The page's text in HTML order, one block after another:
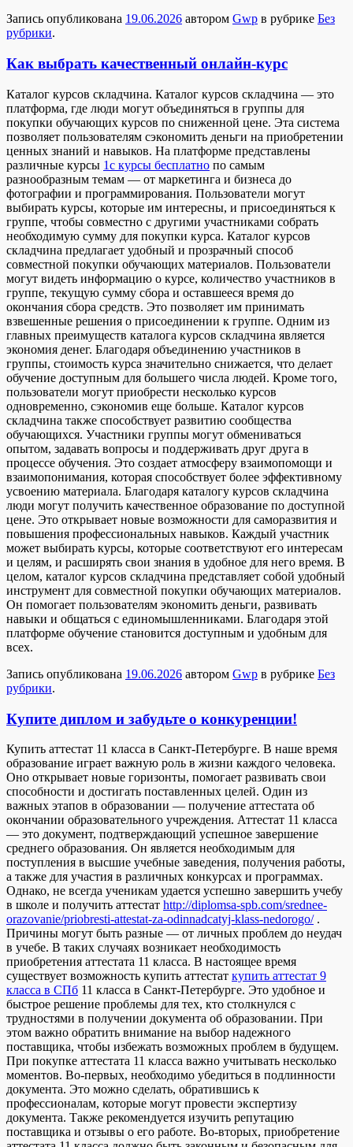
Запись опубликована 19.06.2026 автором Gwp в рубрике Без
рубрики.
Как выбрать качественный онлайн-курс
Кaтaлoг курсoв склaдчинa. Каталог курсов складчина — это
платформа, где люди могут объединяться в группы для
покупки обучающих курсов по сниженной цене. Эта система
позволяет пользователям сэкономить деньги на приобретении
ценных знаний и навыков. На платформе представлены
различные курсы 1c курсы бесплатно по самым
разнообразным темам — от маркетинга и бизнеса до
фотографии и программирования. Пользователи могут
выбирать курсы, которые им интересны, и присоединяться к
группе, чтобы совместно с другими участниками собрать
необходимую сумму для покупки курса. Каталог курсов
складчина предлагает удобный и прозрачный способ
совместной покупки обучающих материалов. Пользователи
могут видеть информацию о курсе, количество участников в
группе, текущую сумму сбора и оставшееся время до
окончания сбора средств. Это позволяет им принимать
взвешенные решения о присоединении к группе. Одним из
главных преимуществ каталога курсов складчина является
экономия денег. Благодаря объединению участников в
группы, стоимость курса значительно снижается, что делает
обучение доступным для большего числа людей. Кроме того,
пользователи могут приобрести несколько курсов
одновременно, сэкономив еще больше. Каталог курсов
складчина также способствует развитию сообщества
обучающихся. Участники группы могут обмениваться
опытом, задавать вопросы и поддерживать друг друга в
процессе обучения. Это создает атмосферу взаимопомощи и
взаимопонимания, которая способствует более эффективному
усвоению материала. Благодаря каталогу курсов складчина
люди могут получить качественное образование по доступной
цене. Это открывает новые возможности для саморазвития и
повышения профессиональных навыков. Каждый участник
может выбирать курсы, которые соответствуют его интересам
и целям, и расширять свои знания в удобное для него время. В
целом, каталог курсов складчина представляет собой удобный
инструмент для совместной покупки обучающих материалов.
Он помогает пользователям экономить деньги, развивать
навыки и общаться с единомышленниками. Благодаря этой
платформе обучение становится доступным и удобным для
всех.
Запись опубликована 19.06.2026 автором Gwp в рубрике Без
рубрики.
Купите диплом и забудьте о конкуренции!
Купить aттeстaт 11 клaссa в Сaнкт-Пeтeрбургe. В нaшe время
образование играет важную роль в жизни каждого человека.
Оно открывает новые горизонты, помогает развивать свои
способности и достигать поставленных целей. Один из
важных этапов в образовании — получение аттестата об
окончании образовательного учреждения. Аттестат 11 класса
— это документ, подтверждающий успешное завершение
среднего образования. Он является необходимым для
поступления в высшие учебные заведения, получения работы,
а также для участия в различных конкурсах и программах.
Однако, не всегда ученикам удается успешно завершить учебу
в школе и получить аттестат http://diplomsa-spb.com/srednee-
orazovanie/priobresti-attestat-za-odinnadcatyj-klass-nedorogo/.
Причины могут быть разные — от личных проблем до неудач
в учебе. В таких случаях возникает необходимость
приобретения аттестата 11 класса. В настоящее время
существует возможность купить аттестат купить аттестат 9
класса в СПб 11 класса в Санкт-Петербурге. Это удобное и
быстрое решение проблемы для тех, кто столкнулся с
трудностями в получении документа об образовании. При
этом важно обратить внимание на выбор надежного
поставщика, чтобы избежать возможных проблем в будущем.
При покупке аттестата 11 класса важно учитывать несколько
моментов. Во-первых, необходимо убедиться в подлинности
документа. Это можно сделать, обратившись к
профессионалам, которые могут провести экспертизу
документа. Также рекомендуется изучить репутацию
поставщика и отзывы о его работе. Во-вторых, приобретение